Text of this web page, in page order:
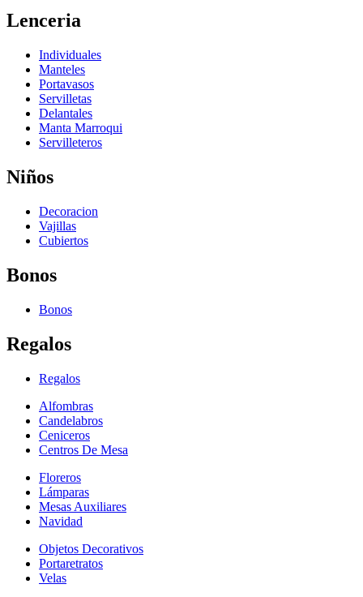
Lenceria
Individuales
Manteles
Portavasos
Servilletas
Delantales
Manta Marroqui
Servilleteros
Niños
Decoracion
Vajillas
Cubiertos
Bonos
Bonos
Regalos
Regalos
Alfombras
Candelabros
Ceniceros
Centros De Mesa
Floreros
Lámparas
Mesas Auxiliares
Navidad
Objetos Decorativos
Portaretratos
Velas